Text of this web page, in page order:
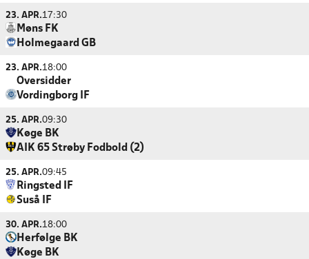
23. APR.17:30
Møns FK
Holmegaard GB
23. APR.18:00
Oversidder
Vordingborg IF
25. APR.09:30
Køge BK
AIK 65 Strøby Fodbold (2)
25. APR.09:45
Ringsted IF
Suså IF
30. APR.18:00
Herfølge BK
Køge BK